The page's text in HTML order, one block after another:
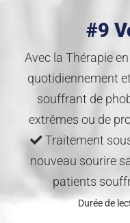
#9
Avec la Thérapie
quotidiennement
souffrant de
extrêmes ou de
Traitement
nouveau sourire
patients
Durée de